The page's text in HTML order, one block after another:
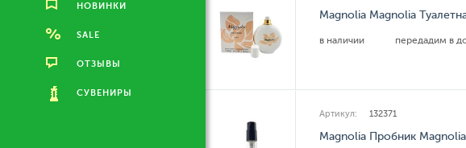
НОВИНКИ
SALE
ОТЗЫВЫ
СУВЕНИРЫ
Magnolia Magnolia
в наличии передадим в
Артикул: 132371
Magnolia Пробник